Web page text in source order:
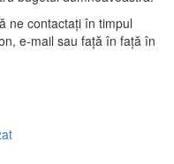
ne contactați în timpul
e-mail sau față în față în